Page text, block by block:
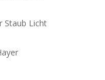
Staub Licht